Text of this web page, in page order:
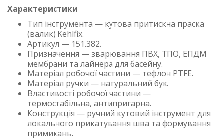
Характеристики
Тип інструмента — кутова притискна праска
(валик) Kehlfix.
Артикул — 151.382.
Призначення — зварювання ПВХ, ТПО, ЕПДМ
мембрани та лайнера для басейну.
Матеріал робочої частини — тефлон PTFE.
Матеріал ручки — натуральний бук.
Властивості робочої частини —
термостабільна, антипригарна.
Конструкція — ручний кутовий інструмент для
локального прикатування шва та формування
примикань.